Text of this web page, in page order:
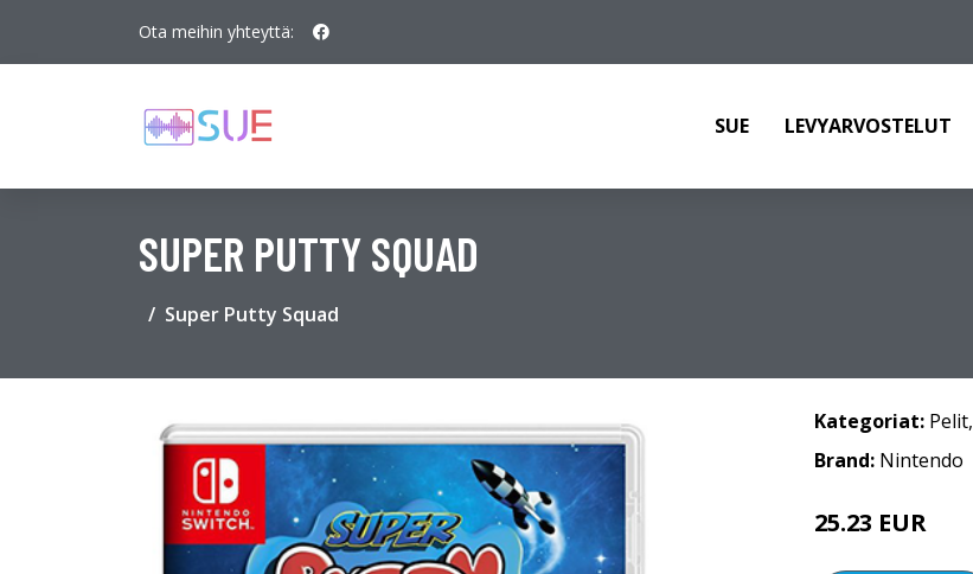
Ota meihin yhteyttä:
SUE LEVYARVOSTELUT
SUPER PUTTY SQUAD
Super Putty Squad
Kategoriat: Pelit,
Brand: Nintendo
25.23 EUR